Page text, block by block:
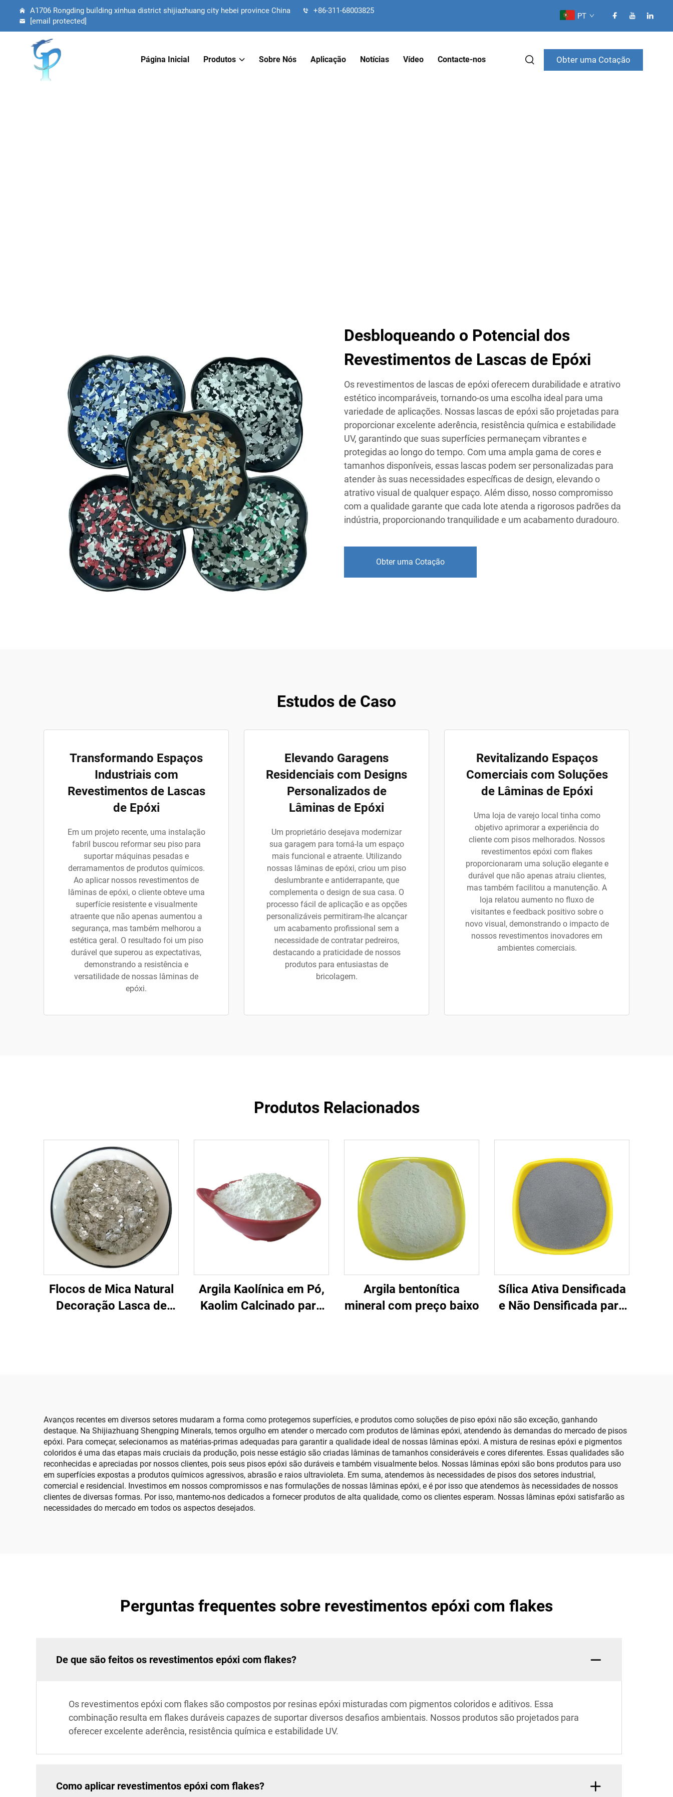
A1706 Rongding building xinhua district shijiazhuang city hebei province China
+86-311-68003825
[email protected]
PT
Página Inicial Produtos Sobre Nós Aplicação Notícias Vídeo Contacte-nos Obter uma Cotação
Desbloqueando o Potencial dos
Revestimentos de Lascas de Epóxi
Os revestimentos de lascas de epóxi oferecem durabilidade e atrativo
estético incomparáveis, tornando-os uma escolha ideal para uma
variedade de aplicações. Nossas lascas de epóxi são projetadas para
proporcionar excelente aderência, resistência química e estabilidade
UV, garantindo que suas superfícies permaneçam vibrantes e
protegidas ao longo do tempo. Com uma ampla gama de cores e
tamanhos disponíveis, essas lascas podem ser personalizadas para
atender às suas necessidades específicas de design, elevando o
atrativo visual de qualquer espaço. Além disso, nosso compromisso
com a qualidade garante que cada lote atenda a rigorosos padrões da
indústria, proporcionando tranquilidade e um acabamento duradouro.
Obter uma Cotação
Estudos de Caso
Transformando Espaços
Industriais com
Revestimentos de Lascas
de Epóxi
Em um projeto recente, uma instalação
fabril buscou reformar seu piso para
suportar máquinas pesadas e
derramamentos de produtos químicos.
Ao aplicar nossos revestimentos de
lâminas de epóxi, o cliente obteve uma
superfície resistente e visualmente
atraente que não apenas aumentou a
segurança, mas também melhorou a
estética geral. O resultado foi um piso
durável que superou as expectativas,
demonstrando a resistência e
versatilidade de nossas lâminas de
epóxi.
Elevando Garagens
Residenciais com Designs
Personalizados de
Lâminas de Epóxi
Um proprietário desejava modernizar
sua garagem para torná-la um espaço
mais funcional e atraente. Utilizando
nossas lâminas de epóxi, criou um piso
deslumbrante e antiderrapante, que
complementa o design de sua casa. O
processo fácil de aplicação e as opções
personalizáveis permitiram-lhe alcançar
um acabamento profissional sem a
necessidade de contratar pedreiros,
destacando a praticidade de nossos
produtos para entusiastas de
bricolagem.
Revitalizando Espaços
Comerciais com Soluções
de Lâminas de Epóxi
Uma loja de varejo local tinha como
objetivo aprimorar a experiência do
cliente com pisos melhorados. Nossos
revestimentos epóxi com flakes
proporcionaram uma solução elegante e
durável que não apenas atraiu clientes,
mas também facilitou a manutenção. A
loja relatou aumento no fluxo de
visitantes e feedback positivo sobre o
novo visual, demonstrando o impacto de
nossos revestimentos inovadores em
ambientes comerciais.
Produtos Relacionados
Flocos de Mica Natural
Decoração Lasca de
Argila Kaolínica em Pó,
Kaolim Calcinado para
Argila bentonítica
mineral com preço baixo
Sílica Ativa Densificada
e Não Densificada para
Avanços recentes em diversos setores mudaram a forma como protegemos superfícies, e produtos como soluções de piso epóxi não são exceção, ganhando
destaque. Na Shijiazhuang Shengping Minerals, temos orgulho em atender o mercado com produtos de lâminas epóxi, atendendo às demandas do mercado de pisos
epóxi. Para começar, selecionamos as matérias-primas adequadas para garantir a qualidade ideal de nossas lâminas epóxi. A mistura de resinas epóxi e pigmentos
coloridos é uma das etapas mais cruciais da produção, pois nesse estágio são criadas lâminas de tamanhos consideráveis e cores diferentes. Essas qualidades são
reconhecidas e apreciadas por nossos clientes, pois seus pisos epóxi são duráveis e também visualmente belos. Nossas lâminas epóxi são bons produtos para uso
em superfícies expostas a produtos químicos agressivos, abrasão e raios ultravioleta. Em suma, atendemos às necessidades de pisos dos setores industrial,
comercial e residencial. Investimos em nossos compromissos e nas formulações de nossas lâminas epóxi, e é por isso que atendemos às necessidades de nossos
clientes de diversas formas. Por isso, mantemo-nos dedicados a fornecer produtos de alta qualidade, como os clientes esperam. Nossas lâminas epóxi satisfarão as
necessidades do mercado em todos os aspectos desejados.
Perguntas frequentes sobre revestimentos epóxi com flakes
De que são feitos os revestimentos epóxi com flakes?
Os revestimentos epóxi com flakes são compostos por resinas epóxi misturadas com pigmentos coloridos e aditivos. Essa
combinação resulta em flakes duráveis capazes de suportar diversos desafios ambientais. Nossos produtos são projetados para
oferecer excelente aderência, resistência química e estabilidade UV.
Como aplicar revestimentos epóxi com flakes?